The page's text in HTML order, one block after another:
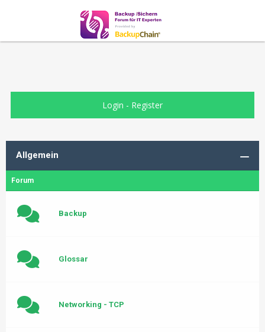
Login - Register
Allgemein
Forum
Backup
Glossar
Networking - TCP